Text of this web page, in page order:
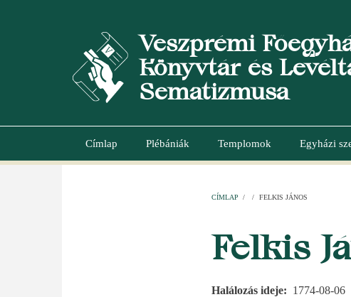
Veszprémi
Könyvtár és
Sematizmusa
Main
Címlap Plébániák Templomok Egyházi
CÍMLAP / / FELKIS JÁNOS
Felkis
Halálozás ideje
1774-08-06